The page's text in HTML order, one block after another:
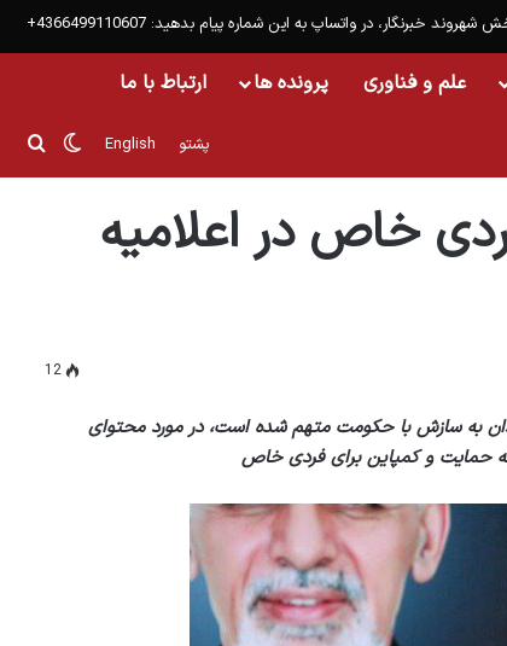
خبرنگار، در واتساپ به این شماره پیام بدهید: 4366499110607+
علم و فناوری پرونده ها ارتباط با ما
English پشتو تغییر
خاص در اعلامیه
12
به سازش با حکومت متهم شده است، در مورد محتوای
نه حمایت و کمپاین برای فردی خاص